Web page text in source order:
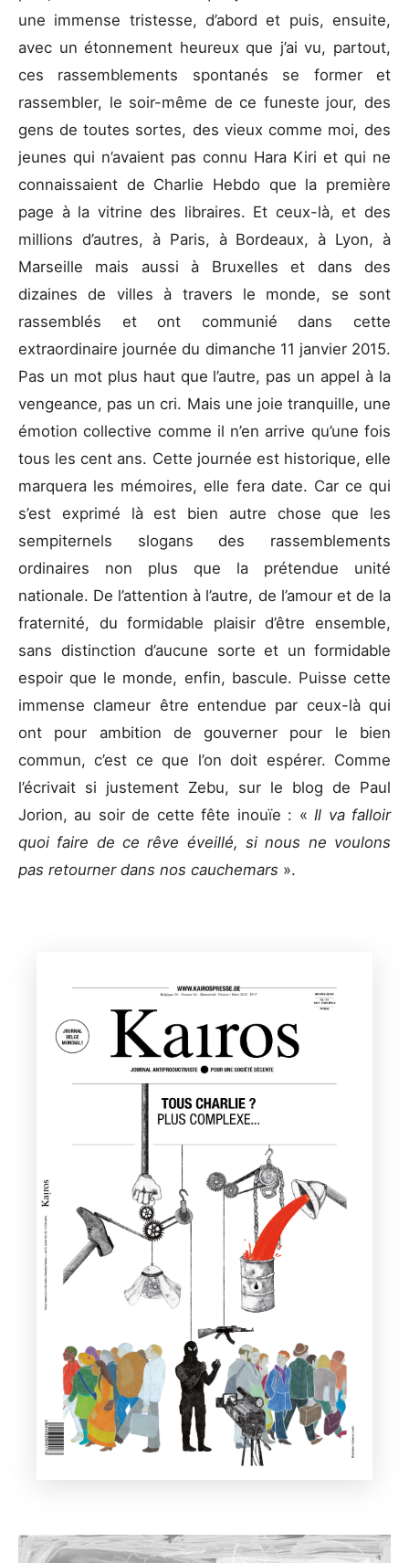
une immense tristesse, d’abord et puis, ensuite,
avec un étonnement heureux que j’ai vu, partout,
ces rassemblements spontanés se former et
rassembler, le soir-même de ce funeste jour, des
gens de toutes sortes, des vieux comme moi, des
jeunes qui n’avaient pas connu Hara Kiri et qui ne
connaissaient de Charlie Hebdo que la première
page à la vitrine des libraires. Et ceux-là, et des
millions d’autres, à Paris, à Bordeaux, à Lyon, à
Marseille mais aussi à Bruxelles et dans des
dizaines de villes à travers le monde, se sont
rassemblés et ont communié dans cette
extraordinaire journée du dimanche 11 janvier 2015.
Pas un mot plus haut que l’autre, pas un appel à la
vengeance, pas un cri. Mais une joie tranquille, une
émotion collective comme il n’en arrive qu’une fois
tous les cent ans. Cette journée est historique, elle
marquera les mémoires, elle fera date. Car ce qui
s’est exprimé là est bien autre chose que les
sempiternels slogans des rassemblements
ordinaires non plus que la prétendue unité
nationale. De l’attention à l’autre, de l’amour et de la
fraternité, du formidable plaisir d’être ensemble,
sans distinction d’aucune sorte et un formidable
espoir que le monde, enfin, bascule. Puisse cette
immense clameur être entendue par ceux-là qui
ont pour ambition de gouverner pour le bien
commun, c’est ce que l’on doit espérer. Comme
l’écrivait si justement Zebu, sur le blog de Paul
Jorion, au soir de cette fête inouïe : « Il va falloir
quoi faire de ce rêve éveillé, si nous ne voulons
pas retourner dans nos cauchemars ».